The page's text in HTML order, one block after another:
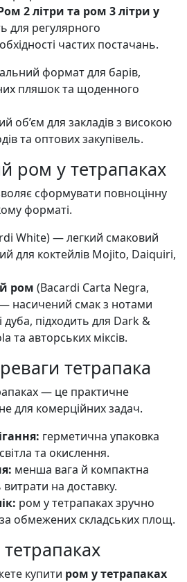
2 літри та ром 3 літри у
для регулярного
частих постачань.
формат для барів,
пляшок та щоденного
об’єм для закладів з високою
та оптових закупівель.
ром у тетрапаках
сформувати повноцінну
форматі.
White) — легкий смаковий
для коктейлів Mojito, Daiquiri,
ром (Bacardi Carta Negra,
насичений смак з нотами
дуба, підходить для Dark &
та авторських міксів.
тетрапака
— це практичне
для комерційних задач.
герметична упаковка
та окислення.
менша вага й компактна
на доставку.
ром у тетрапаках зручно
за обмежених складських площ.
купити ром у тетрапаках